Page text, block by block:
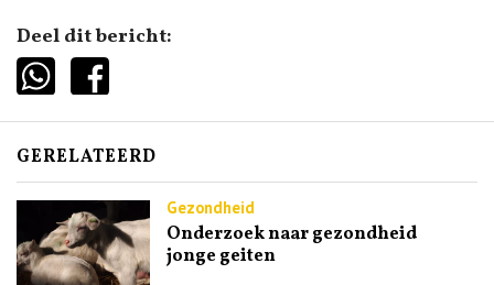
Deel dit bericht:
GERELATEERD
Gezondheid
Onderzoek naar gezondheid
jonge geiten